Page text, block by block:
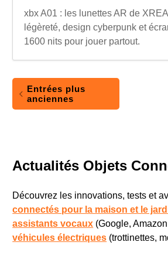
xbx A01 : les lunettes AR de
légèreté, design cyberpunk et
1600 nits pour jouer partout.
Entrées plus
anciennes
Actualités Objets
Découvrez les innovations, tests et
connectés pour la maison et le
assistants vocaux (Google,
véhicules électriques (trottinettes,